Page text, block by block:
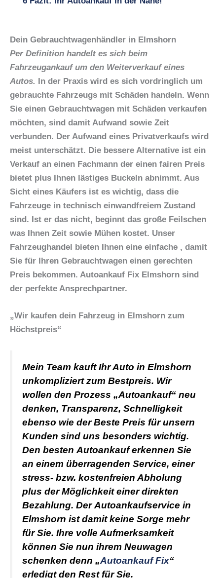
Dein Gebrauchtwagenhändler in Elmshorn
Per Definition handelt es sich beim
Fahrzeugankauf um den Weiterverkauf eines
Autos. In der Praxis wird es sich vordringlich um
gebrauchte Fahrzeugs mit Schäden handeln. Wenn
Sie einen Gebrauchtwagen mit Schäden verkaufen
möchten, sind damit Aufwand sowie Zeit
verbunden. Der Aufwand eines Privatverkaufs wird
meist unterschätzt. Die bessere Alternative ist ein
Verkauf an einen Fachmann der einen fairen Preis
bietet plus Ihnen lästiges Buckeln abnimmt. Aus
Sicht eines Käufers ist es wichtig, dass die
Fahrzeuge in technisch einwandfreiem Zustand
sind. Ist er das nicht, beginnt das große Feilschen
was Ihnen Zeit sowie Mühen kostet. Unser
Fahrzeughandel bieten Ihnen eine einfache , damit
Sie für Ihren Gebrauchtwagen einen gerechten
Preis bekommen. Autoankauf Fix Elmshorn sind
der perfekte Ansprechpartner.
„Wir kaufen dein Fahrzeug in Elmshorn zum
Höchstpreis“
Mein Team kauft Ihr Auto in Elmshorn
unkompliziert zum Bestpreis. Wir
wollen den Prozess „Autoankauf“ neu
denken, Transparenz, Schnelligkeit
ebenso wie der Beste Preis für unsern
Kunden sind uns besonders wichtig.
Den besten Autoankauferkennen Sie
an einem überragenden Service, einer
stress- bzw. kostenfreien Abholung
plus der Möglichkeit einer direkten
Bezahlung. DerAutoankaufservice in
Elmshorn ist damit keine Sorge mehr
für Sie. Ihre volle Aufmerksamkeit
können Sie nun ihrem Neuwagen
schenken denn „Autoankauf Fix“
erledigt den Rest für Sie.